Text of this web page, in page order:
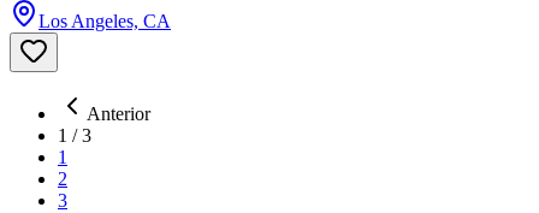
Los Angeles, CA
Anterior
1 /3
1
2
3